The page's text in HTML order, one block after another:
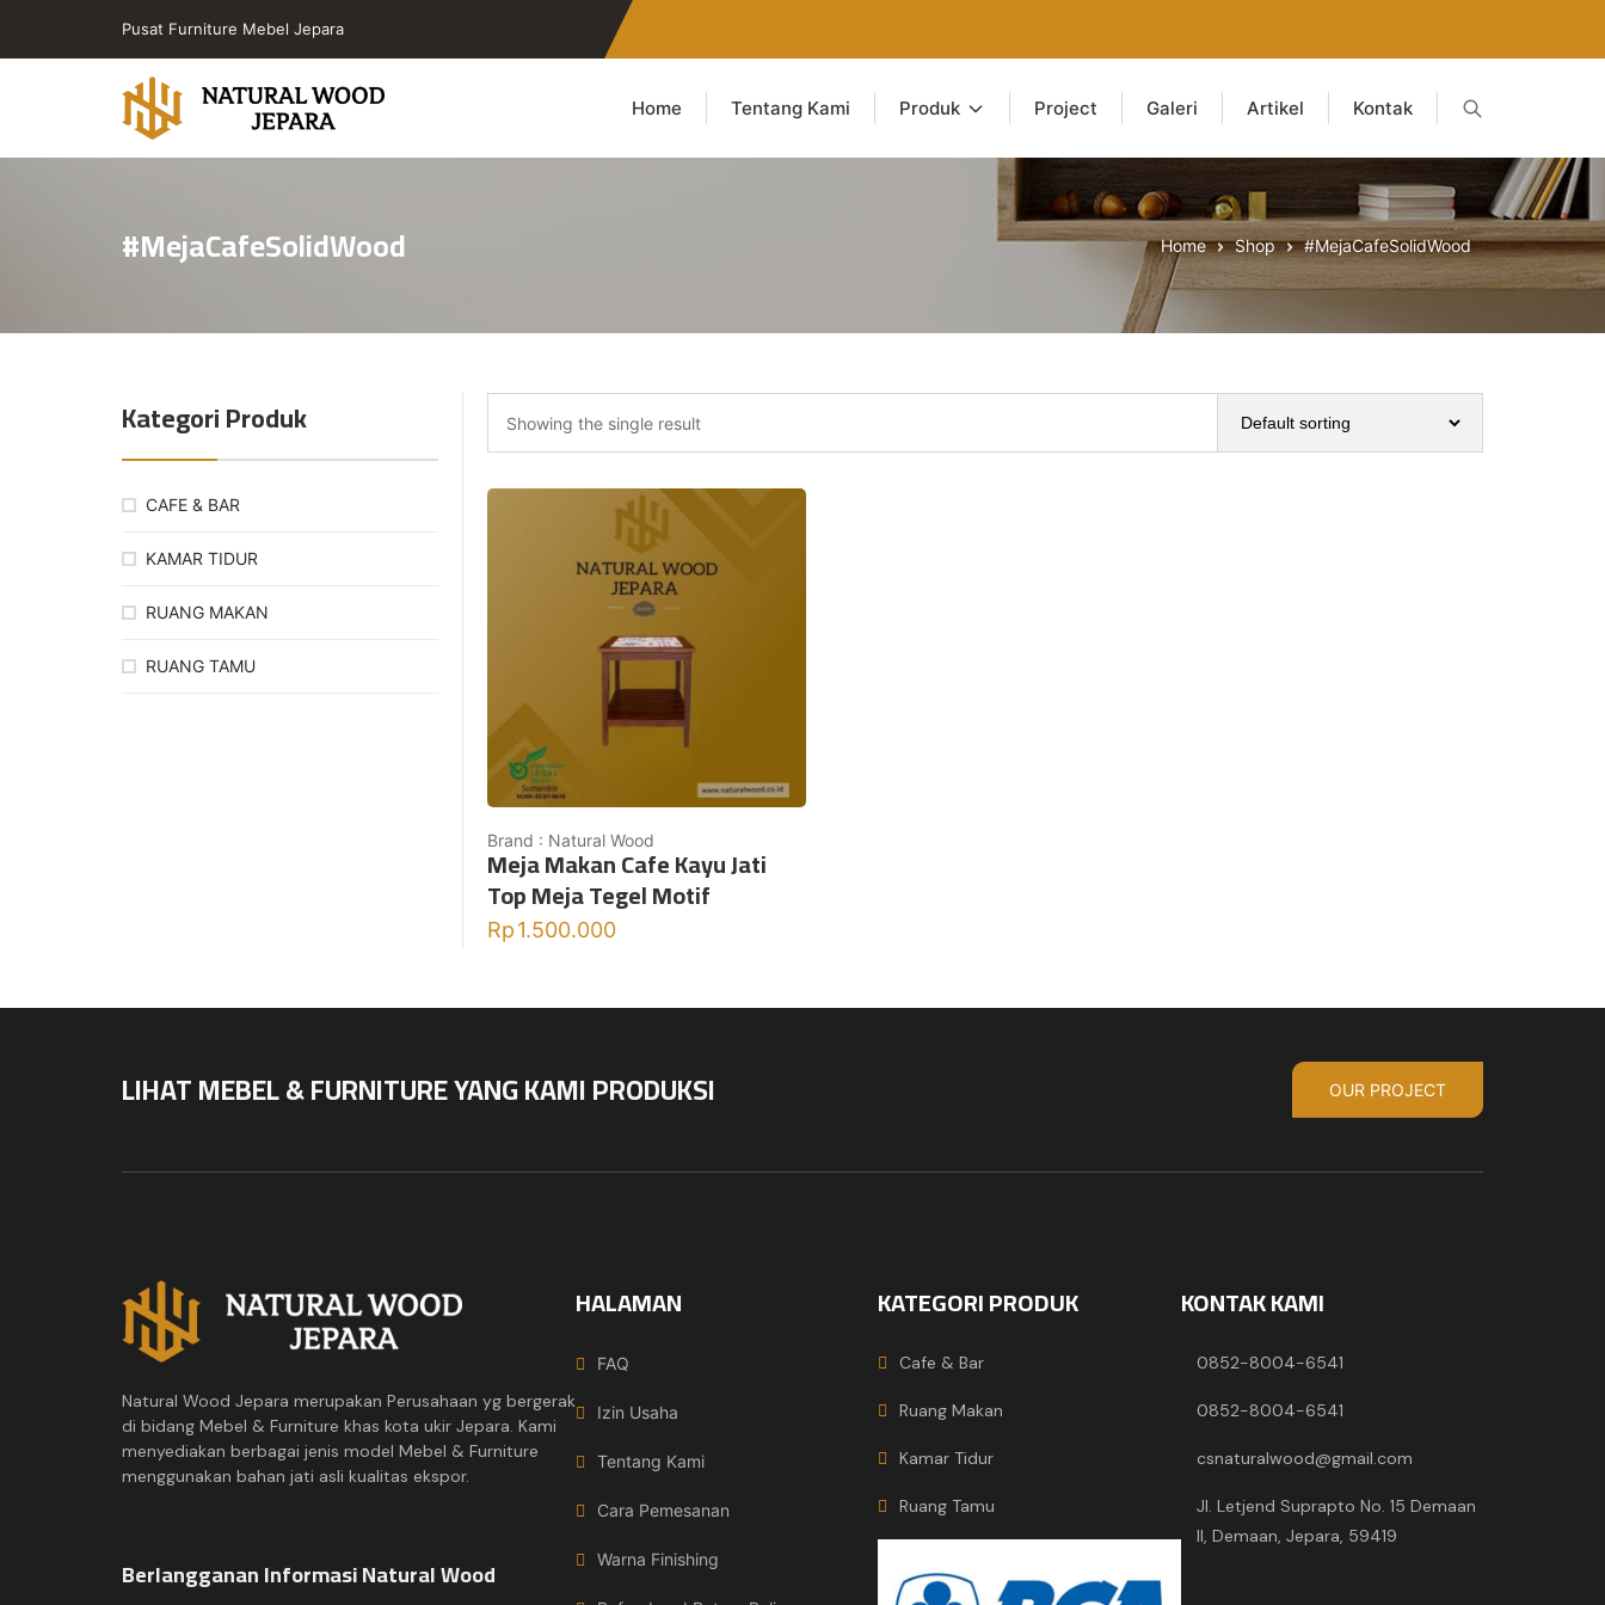
Pusat Furniture Mebel Jepara
Toko
Jepara
PT
Jepara
Home Tentang Kami Produk Project Galeri Artikel Kontak
#MejaCafeSolidWood Home Shop #MejaCafeSolidWood
Kategori Produk
CAFE & BAR
KAMAR TIDUR
RUANG MAKAN
RUANG TAMU
Showing the single result
Brand : Natural Wood
Meja Makan Cafe Kayu Jati
Top Meja Tegel Motif
Rp1.500.000
LIHAT MEBEL & FURNITURE YANG KAMI PRODUKSI OUR PROJECT
Natural Wood Jepara merupakan Perusahaan yg bergerak
di bidang Mebel & Furniture khas kota ukir Jepara. Kami
menyediakan berbagai jenis model Mebel & Furniture
menggunakan bahan jati asli kualitas ekspor.
Berlangganan Informasi Natural Wood
HALAMAN
FAQ
Izin Usaha
Tentang Kami
Cara Pemesanan
Warna Finishing
KATEGORI PRODUK
Cafe & Bar
Ruang Makan
Kamar Tidur
Ruang Tamu
KONTAK KAMI
0852-8004-6541
0852-8004-6541
csnaturalwood@gmail.com
Jl. Letjend Suprapto No. 15 Demaan
II, Demaan, Jepara, 59419